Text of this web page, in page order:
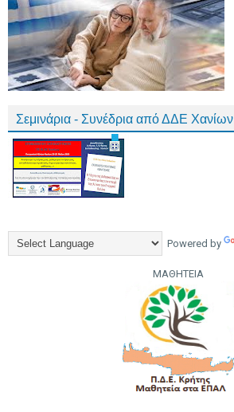
Σεμινάρια - Συνέδρια από ΔΔΕ Χανίων
Powered by
ΜΑΘΗΤΕΙΑ